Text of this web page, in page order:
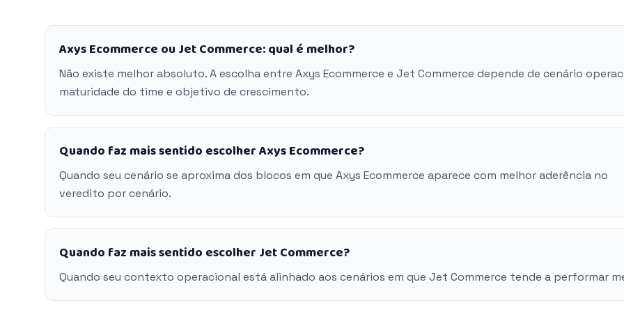
Axys Ecommerce ou Jet Commerce: qual é melhor?
Não existe melhor absoluto. A escolha entre Axys Ecommerce e Jet Commerce depende de cenário
maturidade do time e objetivo de crescimento.
Quando faz mais sentido escolher Axys Ecommerce?
Quando seu cenário se aproxima dos blocos em que Axys Ecommerce aparece com melhor aderência no
veredito por cenário.
Quando faz mais sentido escolher Jet Commerce?
Quando seu contexto operacional está alinhado aos cenários em que Jet Commerce tende a performar